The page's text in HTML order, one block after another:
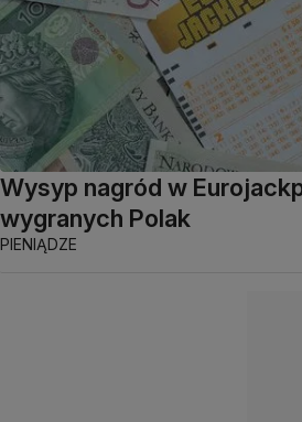
Wysyp nagród w
wygranych Polak
PIENIĄDZE